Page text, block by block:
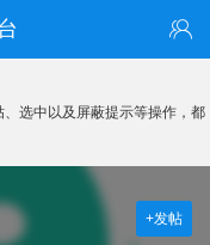
选中以及屏蔽提示等操作，都
+发帖